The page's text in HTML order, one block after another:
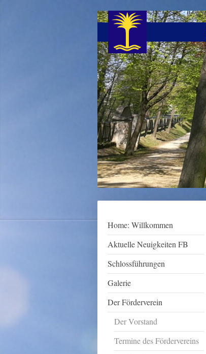
Home: Willkommen
Aktuelle Neuigkeiten FB
Schlossführungen
Galerie
Der Förderverein
Der Vorstand
Termine des Fördervereins